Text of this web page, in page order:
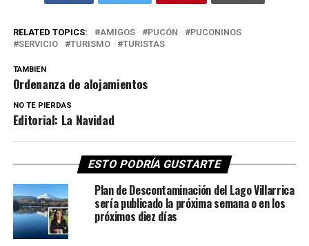
RELATED TOPICS: AMIGOS PUCÓN
PUCONINOS
SERVICIO
TURISMO TURISTAS
TAMBIEN
Ordenanza de alojamientos
NO TE PIERDAS
Editorial: La Navidad
ESTO PODRÍA GUSTARTE
Plan de Descontaminación del Lago Villarrica
sería publicado la próxima semana o en los
próximos diez días